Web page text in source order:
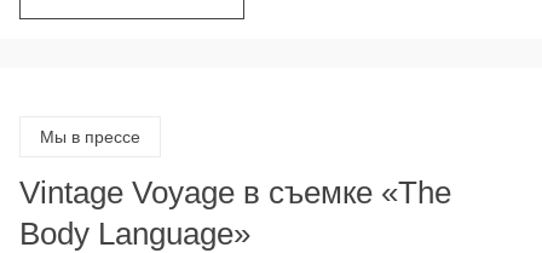
Мы в прессе
Vintage Voyage в съемке «The
Body Language»